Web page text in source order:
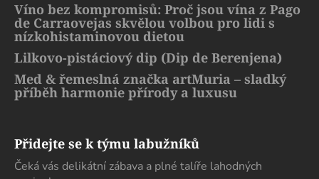
Víno bez kompromisů: Proč jsou vína z Pago
de Carraovejas skvělou volbou pro lidi s
nízkohistaminovou dietou
Lilkovo-pistáciový dip (Dip de Berenjena)
Med & řemeslná značka artMuria – sladký
příběh harmonie přírody a luxusu
Přidejte se k týmu labužníků
Čeká vás delikátní zábava a plné talíře lahodných